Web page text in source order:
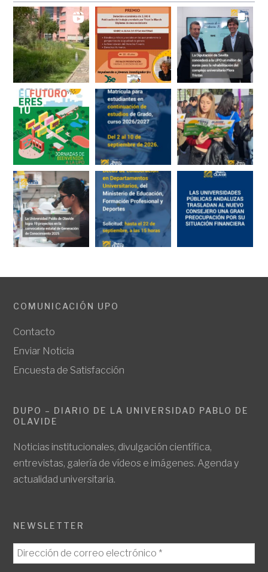
COMUNICACIÓN UPO
Contacto
Enviar Noticia
Encuesta de Satisfacción
DUPO – DIARIO DE LA UNIVERSIDAD PABLO DE
OLAVIDE
Noticias institucionales, divulgación científica,
entrevistas, galería de vídeos e imágenes. Agenda y
actualidad universitaria.
NEWSLETTER